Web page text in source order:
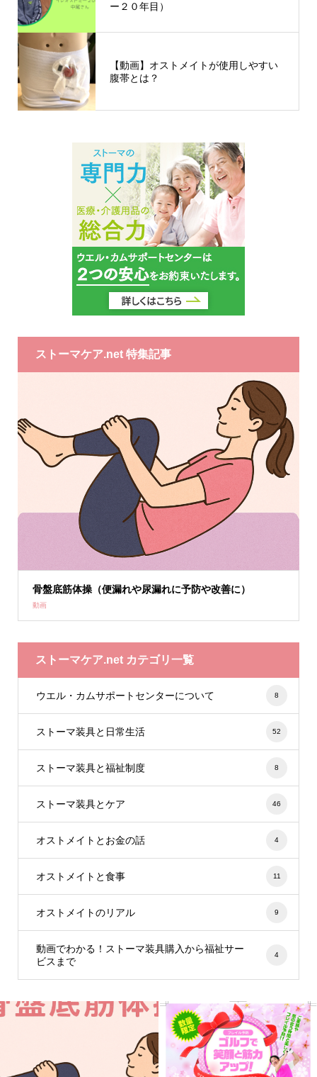
ー２０年目）
【動画】オストメイトが使用しやすい
腹帯とは？
ストーマケア.net 特集記事
骨盤底筋体操（便漏れや尿漏れに予防や改善に）
動画
ストーマケア.net カテゴリ一覧
ウエル・カムサポートセンターについて 8
ストーマ装具と日常生活 52
ストーマ装具と福祉制度 8
ストーマ装具とケア 46
オストメイトとお金の話 4
オストメイトと食事 11
オストメイトのリアル 9
動画でわかる！ストーマ装具購入から福祉サー
ビスまで
4